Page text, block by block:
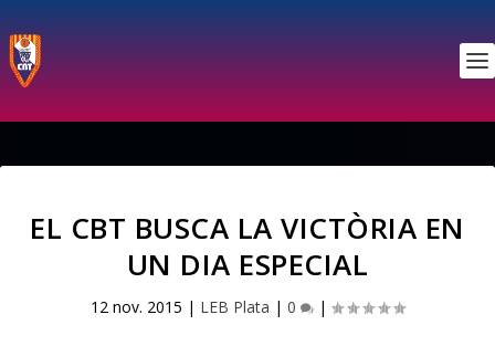
EL CBT BUSCA LA VICTÒRIA EN
UN DIA ESPECIAL
12 nov. 2015 | LEB Plata | 0 |